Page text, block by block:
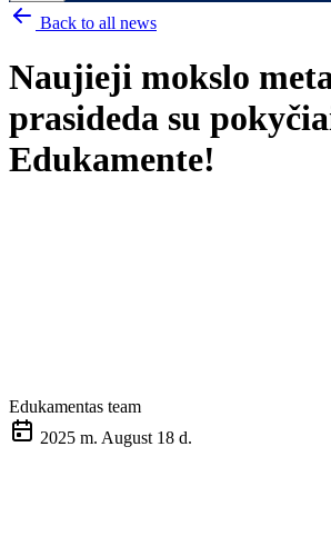
Back to all news
Naujieji mokslo
prasideda su
Edukamente!
Edukamentas team
2025 m. August 18 d.